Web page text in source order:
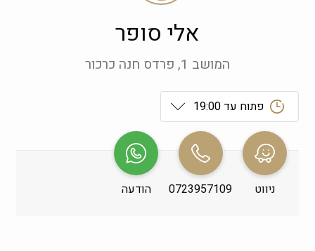
אלי סופר
המושב 1, פרדס חנה כרכור
פתוח עד 19:00
ראשון
שני
09:00-19:00
שלישי
ניווט 0723957109 הודעה